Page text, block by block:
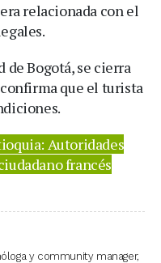
relacionada con el
de Bogotá, se cierra
que el turista
Autoridades
francés
y community manager,